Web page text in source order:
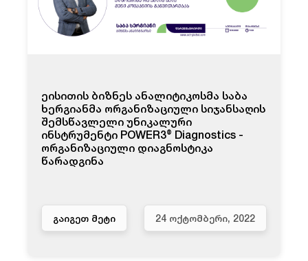
ეისითის ბიზნეს ანალიტიკოსმა საბა
ხერგიანმა ორგანიზაციული სიჯანსაღის
შემსწავლელი უნიკალური
ინსტრუმენტი POWER3® Diagnostics -
ორგანიზაციული დიაგნოსტიკა
წარადგინა
ᲒᲐᲘᲒᲔᲗ ᲛᲔᲢᲘ 24 ᲝᲥᲢᲝᲛᲑᲔᲠᲘ, 2022